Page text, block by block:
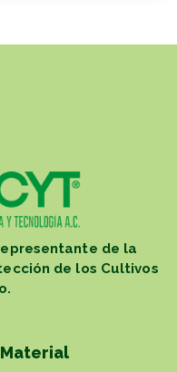
de la
de los Cultivos
Material